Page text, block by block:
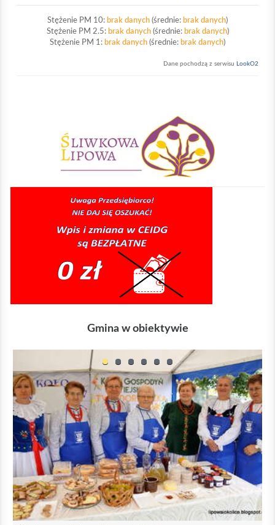
Stężenie PM 10: brak danych (średnie: brak danych)
Stężenie PM 2.5: brak danych(średnie: brak danych)
Stężenie PM 1: brak danych (średnie: brak danych)
Dane pochodzą z serwisu LookO2
Gmina w obiektywie